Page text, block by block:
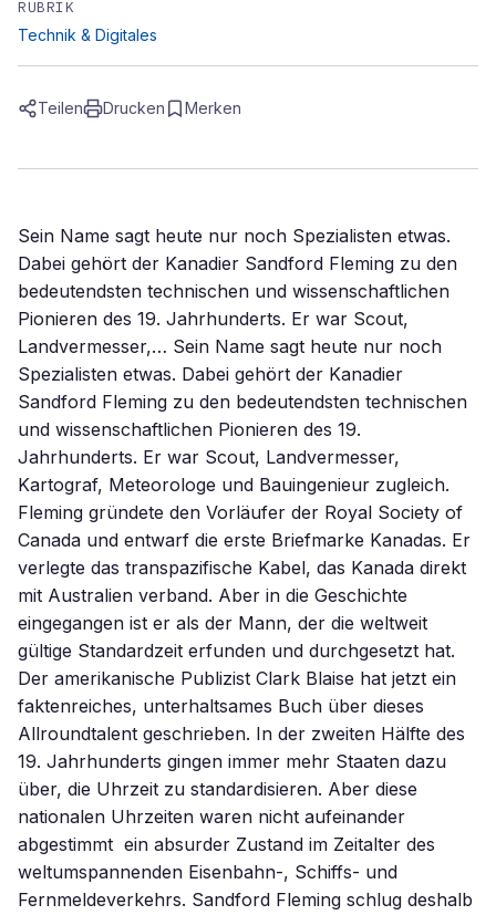
RUBRIK
Technik & Digitales
Teilen Drucken Merken
Sein Name sagt heute nur noch Spezialisten etwas.
Dabei gehört der Kanadier Sandford Fleming zu den
bedeutendsten technischen und wissenschaftlichen
Pionieren des 19. Jahrhunderts. Er war Scout,
Landvermesser,… Sein Name sagt heute nur noch
Spezialisten etwas. Dabei gehört der Kanadier
Sandford Fleming zu den bedeutendsten technischen
und wissenschaftlichen Pionieren des 19.
Jahrhunderts. Er war Scout, Landvermesser,
Kartograf, Meteorologe und Bauingenieur zugleich.
Fleming gründete den Vorläufer der Royal Society of
Canada und entwarf die erste Briefmarke Kanadas. Er
verlegte das transpazifische Kabel, das Kanada direkt
mit Australien verband. Aber in die Geschichte
eingegangen ist er als der Mann, der die weltweit
gültige Standardzeit erfunden und durchgesetzt hat.
Der amerikanische Publizist Clark Blaise hat jetzt ein
faktenreiches, unterhaltsames Buch über dieses
Allroundtalent geschrieben. In der zweiten Hälfte des
19. Jahrhunderts gingen immer mehr Staaten dazu
über, die Uhrzeit zu standardisieren. Aber diese
nationalen Uhrzeiten waren nicht aufeinander
abgestimmt  ein absurder Zustand im Zeitalter des
weltumspannenden Eisenbahn-, Schiffs- und
Fernmeldeverkehrs. Sandford Fleming schlug deshalb